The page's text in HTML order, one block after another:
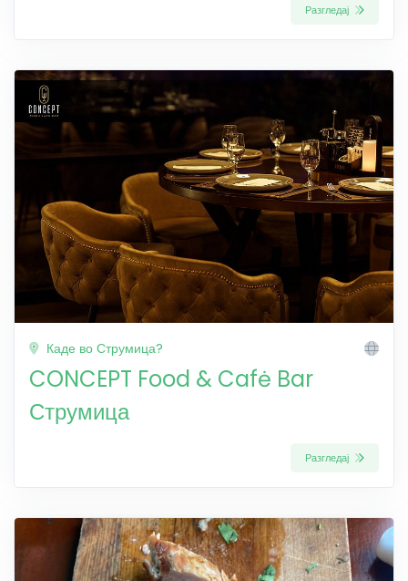
Разгледај
Каде во Струмица?
CONCEPT Food & Cafė Bar
Струмица
Разгледај